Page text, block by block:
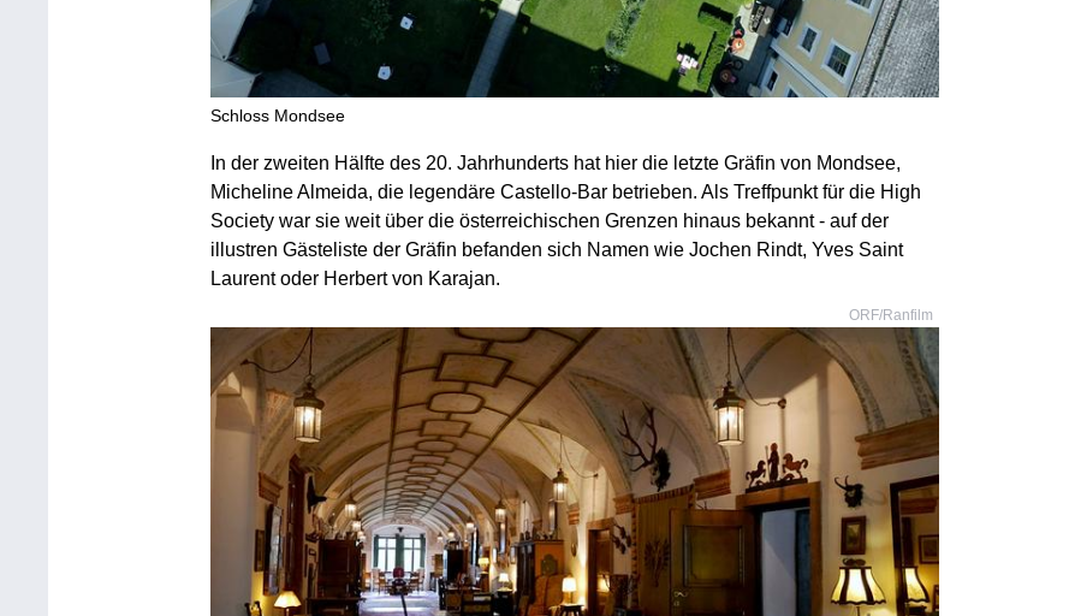
Schloss Mondsee
In der zweiten Hälfte des 20. Jahrhunderts hat hier die letzte Gräfin von Mondsee,
Micheline Almeida, die legendäre Castello-Bar betrieben. Als Treffpunkt für die High
Society war sie weit über die österreichischen Grenzen hinaus bekannt - auf der
illustren Gästeliste der Gräfin befanden sich Namen wie Jochen Rindt, Yves Saint
Laurent oder Herbert von Karajan.
ORF/Ranfilm